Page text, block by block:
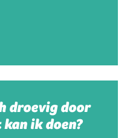
droevig door
ik doen?